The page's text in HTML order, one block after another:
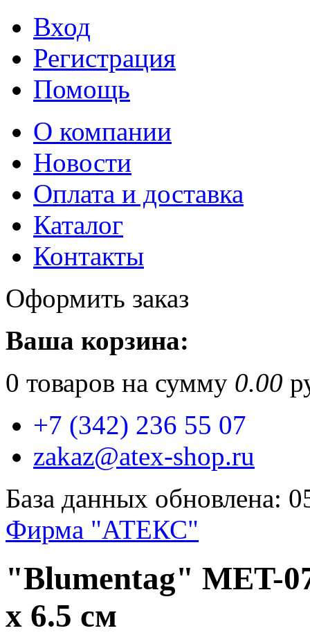
Вход
Регистрация
Помощь
О компании
Новости
Оплата и доставка
Каталог
Контакты
Оформить заказ
Ваша корзина:
0 товаров на сумму 0.00
+7 (342) 236 55 07
zakaz@atex-shop.ru
База данных обновлена:
Фирма "АТЕКС"
"Blumentag" MET-
х 6.5 см